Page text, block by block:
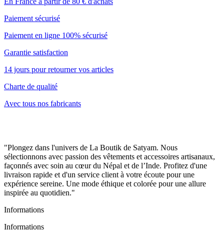
Paiement sécurisé
Paiement en ligne 100% sécurisé
Garantie satisfaction
14 jours pour retourner vos articles
Charte de qualité
Avec tous nos fabricants
"Plongez dans l'univers de La Boutik de Satyam. Nous
sélectionnons avec passion des vêtements et accessoires artisanaux,
façonnés avec soin au cœur du Népal et de l’Inde. Profitez d'une
livraison rapide et d'un service client à votre écoute pour une
expérience sereine. Une mode éthique et colorée pour une allure
inspirée au quotidien."
Informations
Informations